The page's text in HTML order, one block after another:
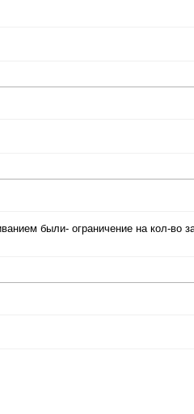
были- ограничение на кол-во